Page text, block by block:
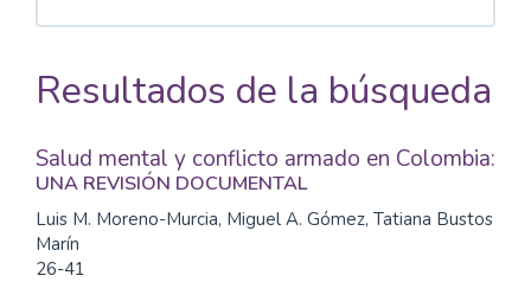
Resultados de la búsqueda
Salud mental y conflicto armado en Colombia:
UNA REVISIÓN DOCUMENTAL
Luis M. Moreno-Murcia, Miguel A. Gómez, Tatiana Bustos
Marín
26-41